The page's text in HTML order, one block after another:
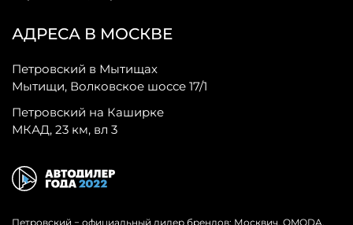
АДРЕСА В МОСКВЕ
Петровский в Мытищах
Мытищи, Волковское шоссе 17/1
Петровский на Каширке
МКАД, 23 км, вл 3
Петровский − официальный дилер брендов: Москвич, OMODA,